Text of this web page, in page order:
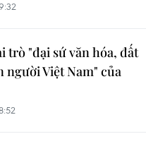
trò "đại sứ văn hóa, đất
người Việt Nam" của